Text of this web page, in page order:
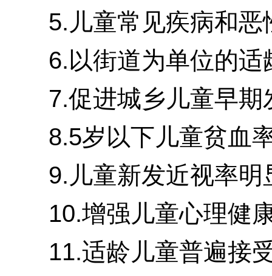
5.儿童常见疾病和恶
6.以街道为单位的适
7.促进城乡儿童早期
8.5岁以下儿童贫血率
9.儿童新发近视率明显
10.增强儿童心理健康
11.适龄儿童普遍接受